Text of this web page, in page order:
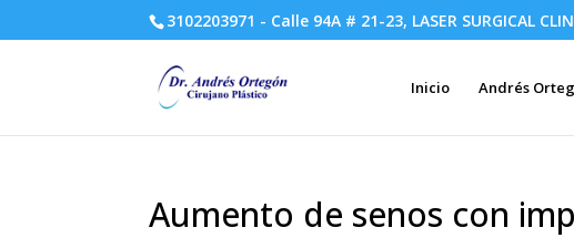
3102203971 - Calle 94A # 21-23, LASER SURGICAL
Inicio Andrés
Aumento de senos con